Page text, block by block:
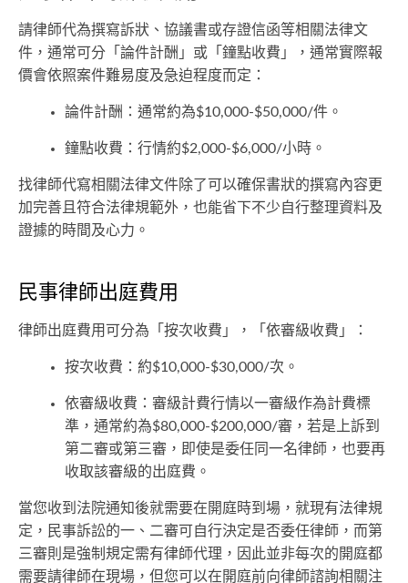
請律師代為撰寫訴狀、協議書或存證信函等相關法律文
件，通常可分「論件計酬」或「鐘點收費」，通常實際報
價會依照案件難易度及急迫程度而定：
論件計酬：通常約為$10,000-$50,000/件。
鐘點收費：行情約$2,000-$6,000/小時。
找律師代寫相關法律文件除了可以確保書狀的撰寫內容更
加完善且符合法律規範外，也能省下不少自行整理資料及
證據的時間及心力。
民事律師出庭費用
律師出庭費用可分為「按次收費」，「依審級收費」：
按次收費：約$10,000-$30,000/次。
依審級收費：審級計費行情以一審級作為計費標
準，通常約為$80,000-$200,000/審，若是上訴到
第二審或第三審，即使是委任同一名律師，也要再
收取該審級的出庭費。
當您收到法院通知後就需要在開庭時到場，就現有法律規
定，民事訴訟的一、二審可自行決定是否委任律師，而第
三審則是強制規定需有律師代理，因此並非每次的開庭都
需要請律師在現場，但您可以在開庭前向律師諮詢相關注